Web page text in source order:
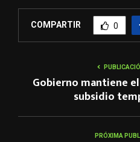
COMPARTIR 0
Gobierno mantiene el
subsidio
PRÓXIMA